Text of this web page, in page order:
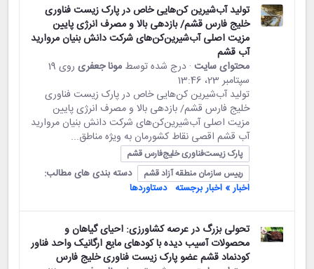
تولید آب‌شیرین کن‌هایی خاص در پارک زیست فناوری
خلیج فارس قشم/ بازدهی بالا و مصرف انرژی پایین
مزیت اصلی آب‌شیرین‌کن‌های شرکت دانش بنیان مروارید
آب قشم
محتوای سایت · درج شده توسط مونا جعفری
روی 19
سپتامبر 23،‏ 13:46
تولید آب‌شیرین کن‌هایی خاص در پارک زیست فناوری
خلیج فارس قشم/ بازدهی بالا و مصرف انرژی پایین
مزیت اصلی آب‌شیرین‌کن‌های شرکت دانش بنیان مروارید
آب قشم اقصی نقاط کشورمان به ویژه مناطق...
پارک زیست‌فناوری خلیج‌فارس قشم
رییس سازمان منطقه آزاد قشم
دسته بندی های مطالب:
اخبار » اخبار برجسته دستاوردها
تحولی بزرگ در عرصه کشاورزی: احیای گیاهان و
محصولات آسیب دیده با کودهای مایع ارگانیک واحد فناور
کودنماد قشم عضو پارک زیست فناوری خلیج فارس